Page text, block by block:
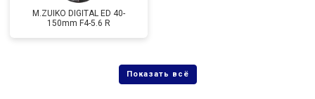
M.ZUIKO DIGITAL ED 40-
150mm F4-5.6 R